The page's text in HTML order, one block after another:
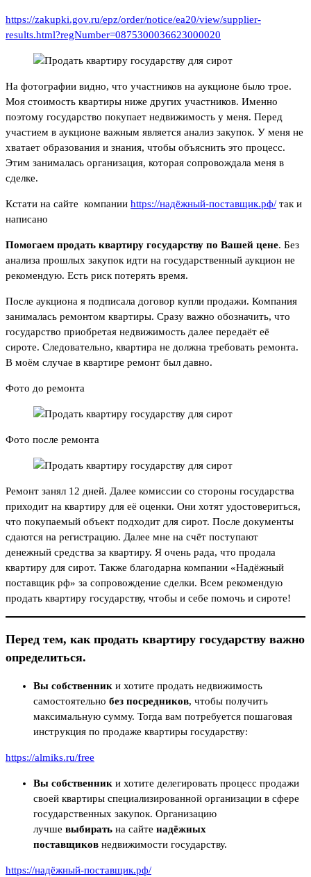
https://zakupki.gov.ru/epz/order/notice/ea20/view/supplier-
results.html?regNumber=0875300036623000020
На фотографии видно, что участников на аукционе было трое.
Моя стоимость квартиры ниже других участников. Именно
поэтому государство покупает недвижимость у меня. Перед
участием в аукционе важным является анализ закупок. У меня не
хватает образования и знания, чтобы объяснить это процесс.
Этим занималась организация, которая сопровождала меня в
сделке.
Кстати на сайте компании https://надёжный-поставщик.рф/ так и
написано
Помогаем продать квартиру государству по Вашей цене. Без
анализа прошлых закупок идти на государственный аукцион не
рекомендую. Есть риск потерять время.
После аукциона я подписала договор купли продажи. Компания
занималась ремонтом квартиры. Сразу важно обозначить, что
государство приобретая недвижимость далее передаёт её
сироте. Следовательно, квартира не должна требовать ремонта.
В моём случае в квартире ремонт был давно.
Фото до ремонта
Фото после ремонта
Ремонт занял 12 дней. Далее комиссии со стороны государства
приходит на квартиру для её оценки. Они хотят удостовериться,
что покупаемый объект подходит для сирот. После документы
сдаются на регистрацию. Далее мне на счёт поступают
денежный средства за квартиру. Я очень рада, что продала
квартиру для сирот. Также благодарна компании «Надёжный
поставщик рф» за сопровождение сделки. Всем рекомендую
продать квартиру государству, чтобы и себе помочь и сироте!
Перед тем, как продать квартиру государству важно
определиться.
Вы собственник и хотите продать недвижимость
самостоятельно без посредников, чтобы получить
максимальную сумму. Тогда вам потребуется пошаговая
инструкция по продаже квартиры государству:
https://almiks.ru/free
Вы собственник и хотите делегировать процесс продажи
своей квартиры специализированной организации в сфере
государственных закупок. Организацию
лучше выбирать на сайте надёжных
поставщиков недвижимости государству.
https://надёжный-поставщик.рф/